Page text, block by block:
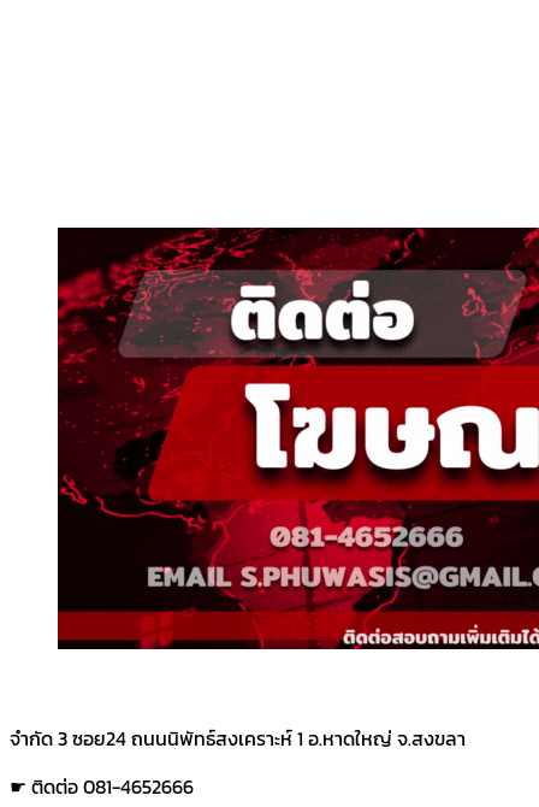
จำกัด 3 ซอย24 ถนนนิพัทธ์สงเคราะห์ 1 อ.หาดใหญ่ จ.สงขลา
☛ ติดต่อ 081-4652666